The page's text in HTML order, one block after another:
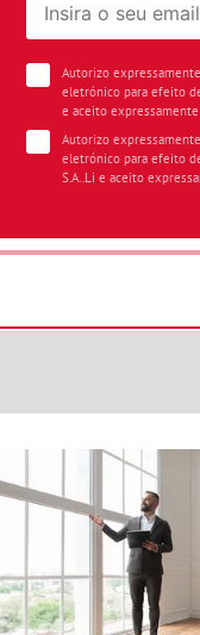
Autorizo
eletrónico para efeito
e aceito
Autorizo
eletrónico para efeito
S.A..Li e aceito